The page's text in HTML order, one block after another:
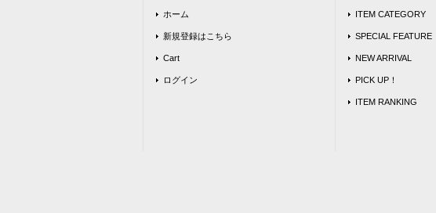
ホーム
新規登録はこちら
Cart
ログイン
ITEM CATEGORY
SPECIAL FEATURE
NEW ARRIVAL
PICK UP！
ITEM RANKING